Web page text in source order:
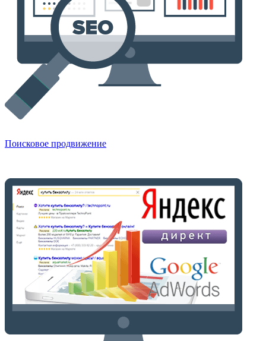
Поисковое продвижение